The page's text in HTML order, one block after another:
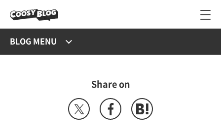
BLOG MENU
Share on